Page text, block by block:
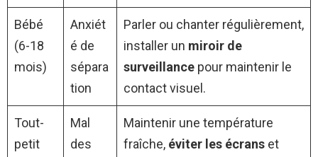
Bébé
(6-18
mois)
Anxiét
é de
sépara
tion
Parler ou chanter régulièrement,
installer un miroir de
surveillance pour maintenir le
contact visuel.
Tout-
petit
Mal
des
Maintenir une température
fraîche, éviter les écrans et